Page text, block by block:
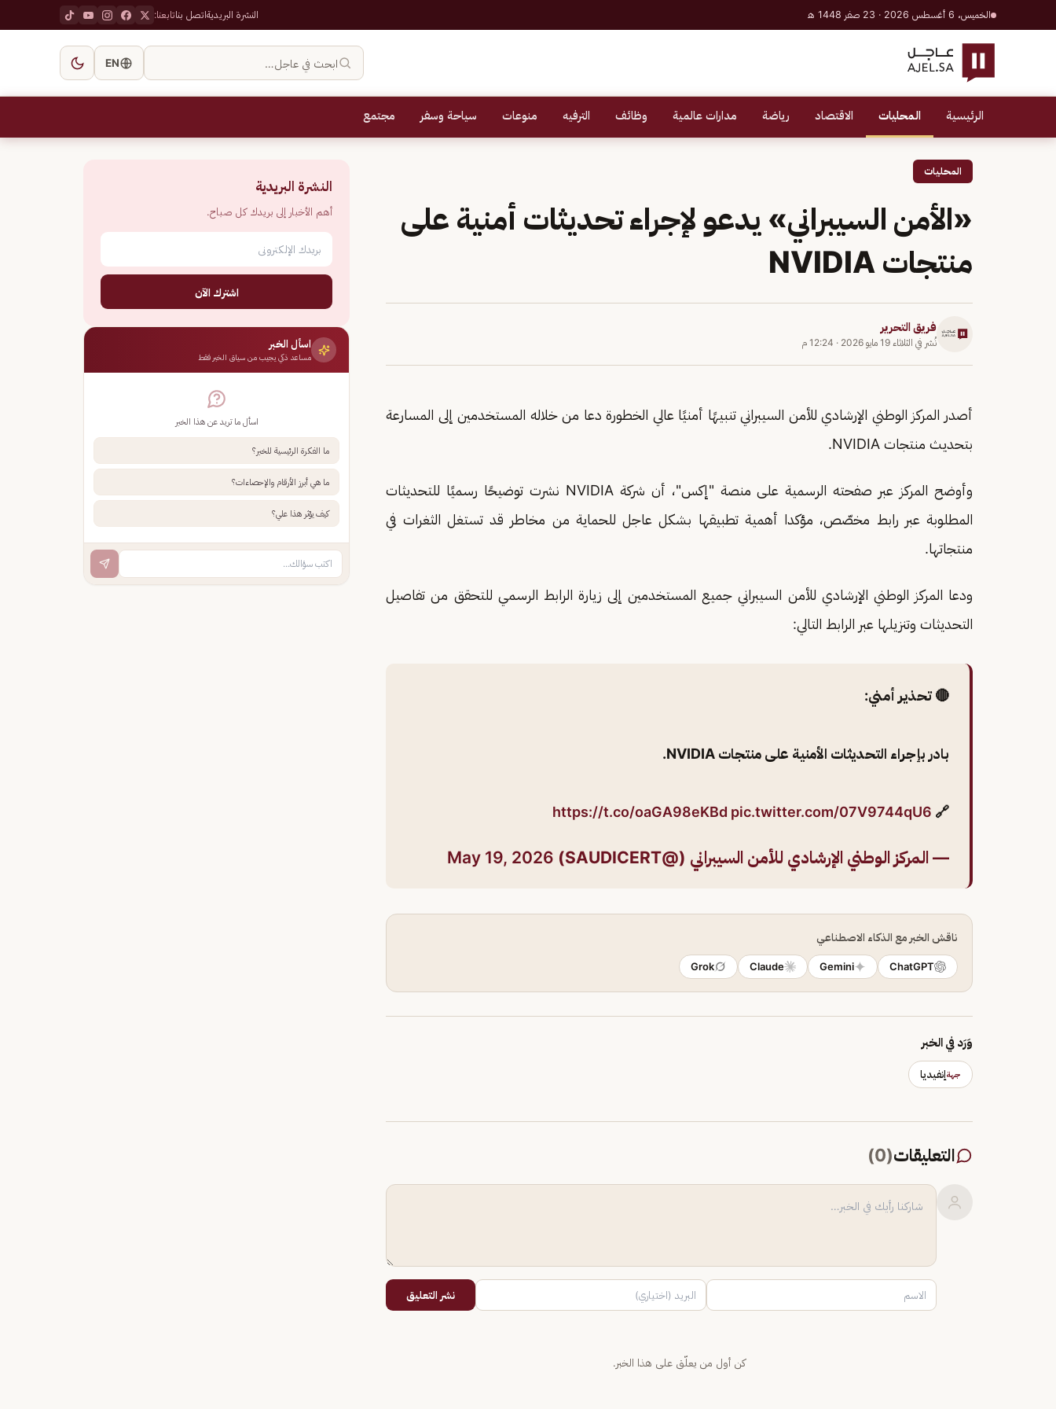
الخميس، 6 أغسطس 2026 · 23 صفر 1448 هـ النشرة البريديةاتصل بناتابعنا:
ابحث في عاجل… EN
الرئيسية المحليات الاقتصاد رياضة مدارات عالمية وظائف الترفيه منوعات سياحة وسفر مجتمع
المحليات
«الأمن السيبراني» يدعو لإجراء تحديثات أمنية على
منتجات NVIDIA
فريق التحرير
نُشر في الثلاثاء 19 مايو 2026 · 12:24 م
أصدر المركز الوطني الإرشادي للأمن السيبراني تنبيهًا أمنيًا عالي الخطورة دعا من خلاله المستخدمين إلى المسارعة
بتحديث منتجات NVIDIA.
وأوضح المركز عبر صفحته الرسمية على منصة "إكس"، أن شركة NVIDIA نشرت توضيحًا رسميًا للتحديثات
المطلوبة عبر رابط مخصّص، مؤكدا أهمية تطبيقها بشكل عاجل للحماية من مخاطر قد تستغل الثغرات في
منتجاتها.
ودعا المركز الوطني الإرشادي للأمن السيبراني جميع المستخدمين إلى زيارة الرابط الرسمي للتحقق من تفاصيل
التحديثات وتنزيلها عبر الرابط التالي:
🔴 تحذير أمني:
بادر بإجراء التحديثات الأمنية على منتجات NVIDIA.
🔗
https://t.co/oaGA98eKBd pic.twitter.com/07V9744qU6
— المركز الوطني الإرشادي للأمن السيبراني (@SAUDICERT) May 19, 2026
ناقش الخبر مع الذكاء الاصطناعي
ChatGPT
Gemini
Claude
Grok
وَرَد في الخبر
جهةإنفيديا
التعليقات(
0
)
نشر التعليق
كن أول من يعلّق على هذا الخبر.
النشرة البريدية
أهم الأخبار إلى بريدك كل صباح.
اشترك الآن
اسأل الخبر
مساعد ذكي يجيب من سياق الخبر فقط
اسأل ما تريد عن هذا الخبر
ما الفكرة الرئيسية للخبر؟
ما هي أبرز الأرقام والإحصاءات؟
كيف يؤثر هذا علي؟